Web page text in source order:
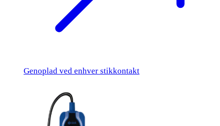
Genoplad ved enhver stikkontakt